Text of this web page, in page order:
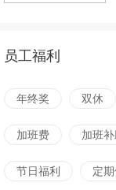
员工福利
年终奖 双休
加班费 加班补
节日福利 定